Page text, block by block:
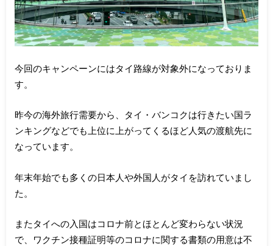
今回のキャンペーンにはタイ路線が対象外になっておりま
す。
昨今の海外旅行需要から、タイ・バンコクは行きたい国ラ
ンキングなどでも上位に上がってくるほど人気の渡航先に
なっています。
年末年始でも多くの日本人や外国人がタイを訪れていまし
た。
またタイへの入国はコロナ前とほとんど変わらない状況
で、ワクチン接種証明等のコロナに関する書類の用意は不